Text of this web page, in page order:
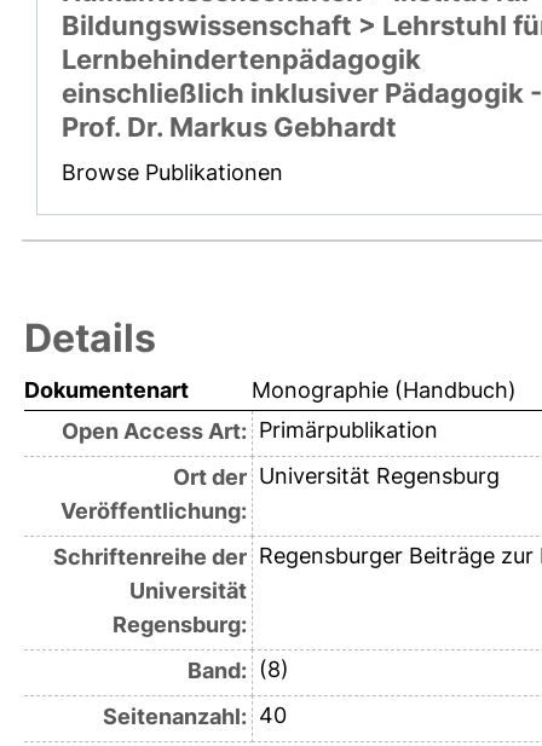
Bildungswissenschaft > Lehrstuhl
Lernbehindertenpädagogik
einschließlich inklusiver Pädagogik -
Prof. Dr. Markus Gebhardt
Browse Publikationen
Details
Dokumentenart
Monographie (Handbuch)
Open Access Art: Primärpublikation
Ort der
Veröffentlichung:
Universität Regensburg
Schriftenreihe der
Universität
Regensburg:
Regensburger Beiträge
Band: (8)
Seitenanzahl: 40